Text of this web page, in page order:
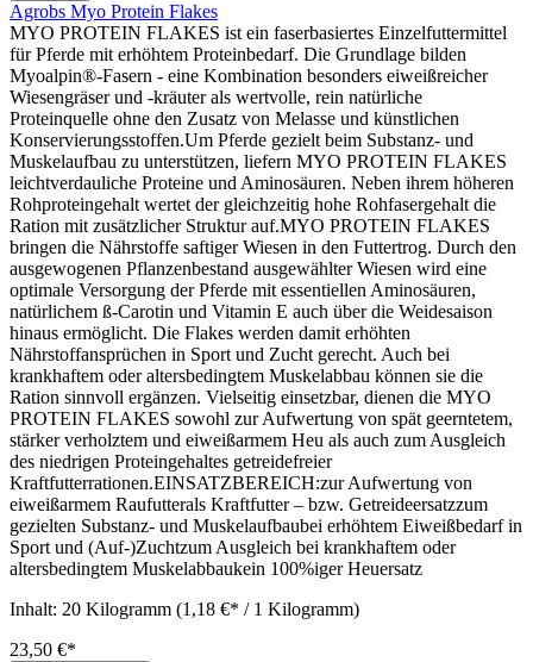
Agrobs Myo Protein Flakes
MYO PROTEIN FLAKES ist ein faserbasiertes Einzelfuttermittel
für Pferde mit erhöhtem Proteinbedarf. Die Grundlage bilden
Myoalpin®-Fasern - eine Kombination besonders eiweißreicher
Wiesengräser und -kräuter als wertvolle, rein natürliche
Proteinquelle ohne den Zusatz von Melasse und künstlichen
Konservierungsstoffen.Um Pferde gezielt beim Substanz- und
Muskelaufbau zu unterstützen, liefern MYO PROTEIN FLAKES
leichtverdauliche Proteine und Aminosäuren. Neben ihrem höheren
Rohproteingehalt wertet der gleichzeitig hohe Rohfasergehalt die
Ration mit zusätzlicher Struktur auf.MYO PROTEIN FLAKES
bringen die Nährstoffe saftiger Wiesen in den Futtertrog. Durch den
ausgewogenen Pflanzenbestand ausgewählter Wiesen wird eine
optimale Versorgung der Pferde mit essentiellen Aminosäuren,
natürlichem ß-Carotin und Vitamin E auch über die Weidesaison
hinaus ermöglicht. Die Flakes werden damit erhöhten
Nährstoffansprüchen in Sport und Zucht gerecht. Auch bei
krankhaftem oder altersbedingtem Muskelabbau können sie die
Ration sinnvoll ergänzen. Vielseitig einsetzbar, dienen die MYO
PROTEIN FLAKES sowohl zur Aufwertung von spät geerntetem,
stärker verholztem und eiweißarmem Heu als auch zum Ausgleich
des niedrigen Proteingehaltes getreidefreier
Kraftfutterrationen.EINSATZBEREICH:zur Aufwertung von
eiweißarmem Raufutterals Kraftfutter – bzw. Getreideersatzzum
gezielten Substanz- und Muskelaufbaubei erhöhtem Eiweißbedarf in
Sport und (Auf-)Zuchtzum Ausgleich bei krankhaftem oder
altersbedingtem Muskelabbaukein 100%iger Heuersatz
Inhalt: 20 Kilogramm (1,18 €* / 1 Kilogramm)
23,50 €*